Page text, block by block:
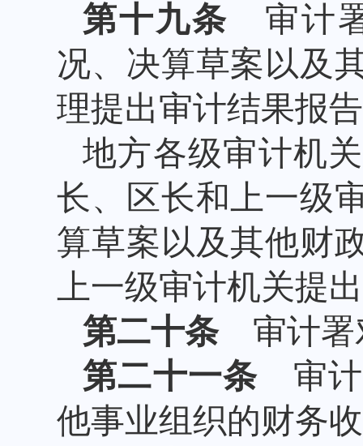
第十九条 审计
况、决算草案以及
理提出审计结果报
地方各级审计机
长、区长和上一级
算草案以及其他财
上一级审计机关提
第二十条审计署
第二十一条 审计
他事业组织的财务